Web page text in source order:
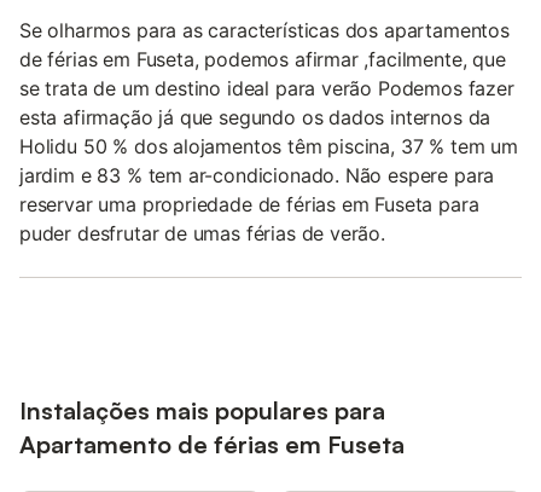
Se olharmos para as características dos apartamentos
de férias em Fuseta, podemos afirmar ,facilmente, que
se trata de um destino ideal para verão Podemos fazer
esta afirmação já que segundo os dados internos da
Holidu 50 % dos alojamentos têm piscina, 37 % tem um
jardim e 83 % tem ar-condicionado. Não espere para
reservar uma propriedade de férias em Fuseta para
puder desfrutar de umas férias de verão.
Instalações mais populares para
Apartamento de férias em Fuseta